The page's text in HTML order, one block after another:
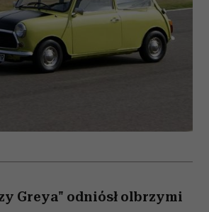
Greya" odniósł olbrzymi